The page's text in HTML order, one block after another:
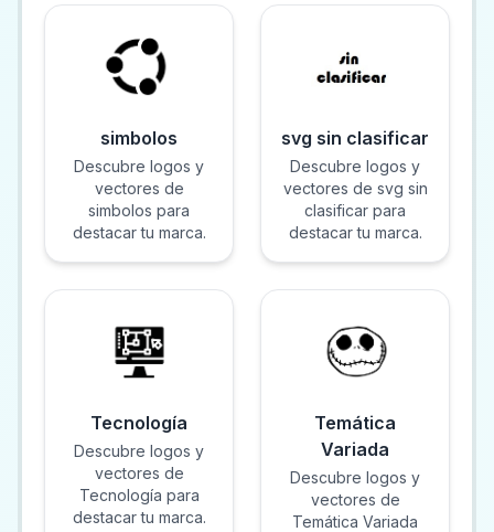
simbolos
Descubre logos y
vectores de
simbolos para
destacar tu marca.
svg sin clasificar
Descubre logos y
vectores de svg sin
clasificar para
destacar tu marca.
Tecnología
Descubre logos y
vectores de
Tecnología para
destacar tu marca.
Temática
Variada
Descubre logos y
vectores de
Temática Variada